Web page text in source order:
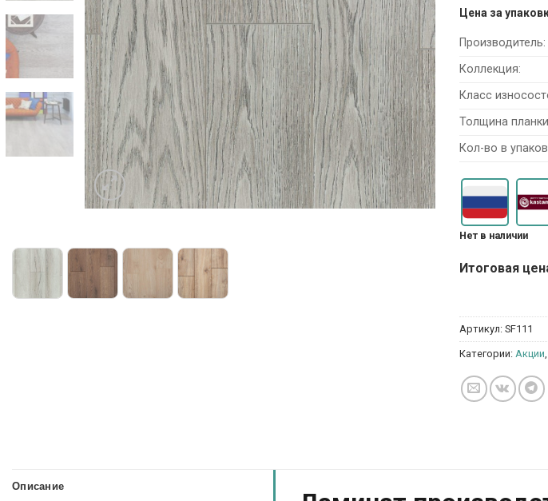
Цена за
Производитель:
Коллекция:
Класс
Толщина
Кол-во в
Нет в наличии
Итоговая
Артикул: SF111
Категории: Акции
Описание